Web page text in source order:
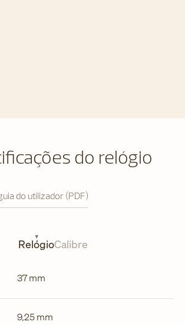
do relógio
do utilizador (PDF)
RelógioCalibre
37 mm
9,25 mm